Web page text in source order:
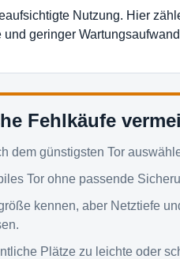
Nutzung. Hier
geringer
Fehlkäufe
dem günstigsten Tor
Tor ohne passende
kennen, aber Netztiefe
Plätze zu leichte oder